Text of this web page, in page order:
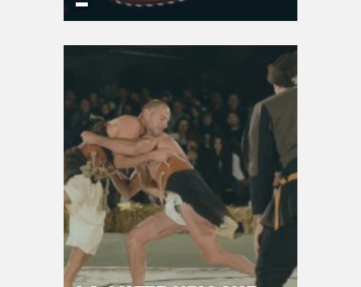
Jeudi17 septembre 2026
>Hors saison